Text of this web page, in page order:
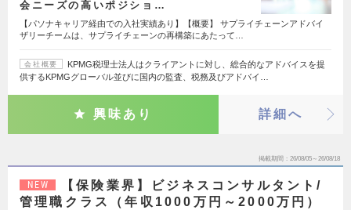
会ニーズの高いポジショ…
【パソナキャリア経由での入社実績あり】【概要】 サプライチェーンアドバイ
ザリーチームは、サプライチェーンの再構築にあたって…
会社概要
KPMG税理士法人はクライアントに対し、総合的なアドバイスを提
供するKPMGグローバル並びに国内の監査、税務及びアドバイ…
興味あり 詳細へ
掲載期間 26/08/05～26/08/18
NEW
【保険業界】ビジネスコンサルタント/
管理職クラス（年収1000万円～2000万円）